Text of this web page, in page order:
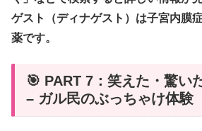
ゲスト（ディナゲスト）は子宮内膜
薬です。
🎯 PART 7：笑えた・驚い
– ガル民のぶっちゃけ体験